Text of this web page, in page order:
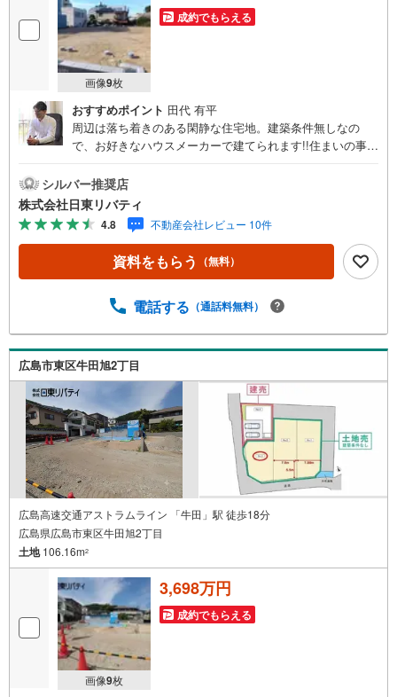
画像9枚
成約でもらえる
おすすめポイント 田代 有平
周辺は落ち着きのある閑静な住宅地。建築条件無しなの
で、お好きなハウスメーカーで建てられます!!住まいの事な
広告に載っていない物件もご紹介できます。広島市内はも
ちろん廿日市から呉・東広島まで6000物件の豊富な情報
量!!「実際に自分自身が住む家を見て納得して買いたい」広
告では分かり難い物件の長所や短所を現地でご確認できま
す。お気軽にお問い合わせ下さい。TV電話やLINE等でオン
ライン案内も可能です。お気軽にお申し付け下さい。「住
くのお客様に信頼と信用を頂き、広島県下でも有数の不動
心」これからもこの精神を大切に、お客様へのサポートを
させて頂きます。株式会社日東リバティ〒732-0818広島市
南区段原日出2丁目2-22-2F
シルバー推奨店
株式会社日東リバティ
4.8 不動産会社レビュー 10件
資料をもらう （無料）
電話する （通話料無料）
広島市東区牛田旭2丁目
広島高速交通アストラムライン 「牛田」駅 徒歩18分
広島県広島市東区牛田旭2丁目
土地106.16m2
画像9枚
3,698万円
成約でもらえる